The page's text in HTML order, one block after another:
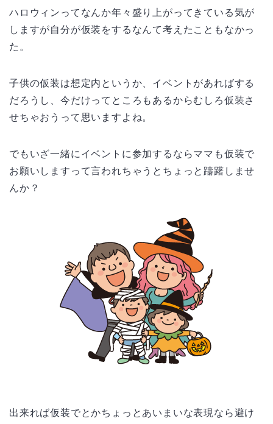
ハロウィンってなんか年々盛り上がってきている気が
しますが自分が仮装をするなんて考えたこともなかっ
た。
子供の仮装は想定内というか、イベントがあればする
だろうし、今だけってところもあるからむしろ仮装さ
せちゃおうって思いますよね。
でもいざ一緒にイベントに参加するならママも仮装で
お願いしますって言われちゃうとちょっと躊躇しませ
んか？
出来れば仮装でとかちょっとあいまいな表現なら避け